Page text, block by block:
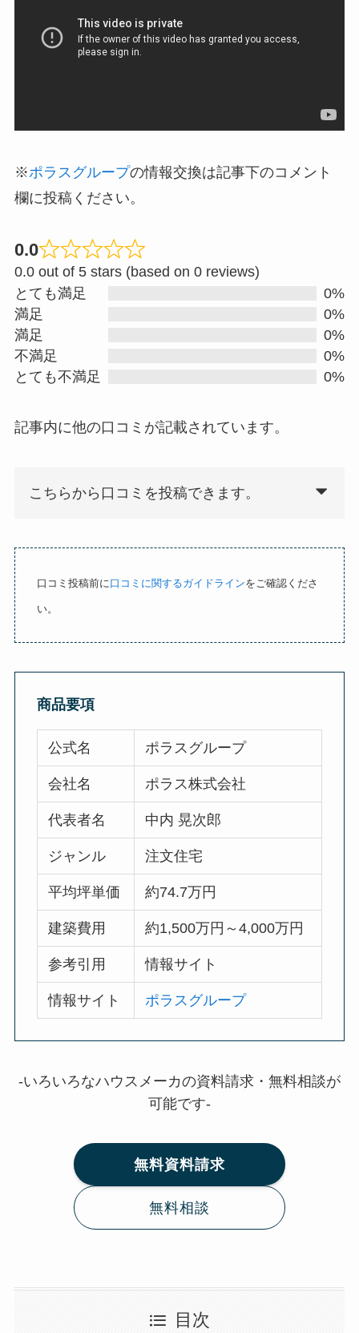
※ポラスグループの情報交換は記事下のコメント
欄に投稿ください。
0.0
R
0
t
5
0.0 out of 5 stars (based on 0 reviews)
とても満足
0%
満足
0%
満足
0%
不満足
0%
とても不満足
0%
記事内に他の口コミが記載されています。
こちらから口コミを投稿できます。
口コミ投稿前に口コミに関するガイドラインをご確認くださ
い。
商品要項
公式名 ポラスグループ
会社名 ポラス株式会社
代表者名 中内 晃次郎
ジャンル 注文住宅
平均坪単価 約74.7万円
建築費用 約1,500万円～4,000万円
参考引用 情報サイト
情報サイト ポラスグループ
-いろいろなハウスメーカの資料請求・無料相談が
可能です-
無料資料請求
無料相談
目次